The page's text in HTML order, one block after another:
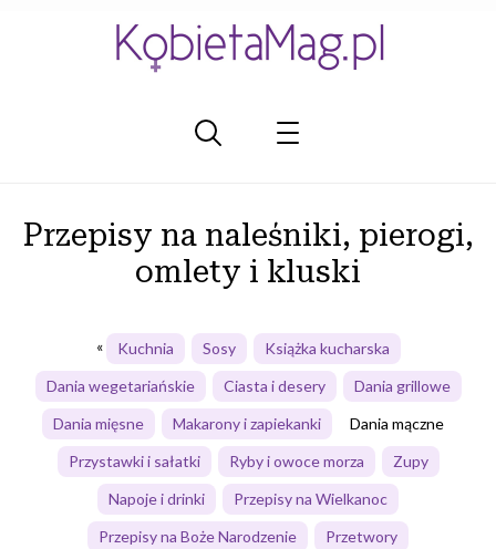
Przepisy na naleśniki, pierogi,
omlety i kluski
Kuchnia Sosy
Książka kucharska
Dania wegetariańskie
Ciasta i desery
Dania grillowe
Dania mięsne
Makarony i zapiekanki
Dania mączne
Przystawki i sałatki
Ryby i owoce morza
Zupy
Napoje i drinki
Przepisy na Wielkanoc
Przepisy na Boże Narodzenie
Przetwory